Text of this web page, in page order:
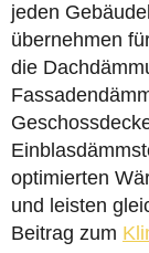
jeden
übernehmen
die
optimierten
und leisten
Beitrag zum